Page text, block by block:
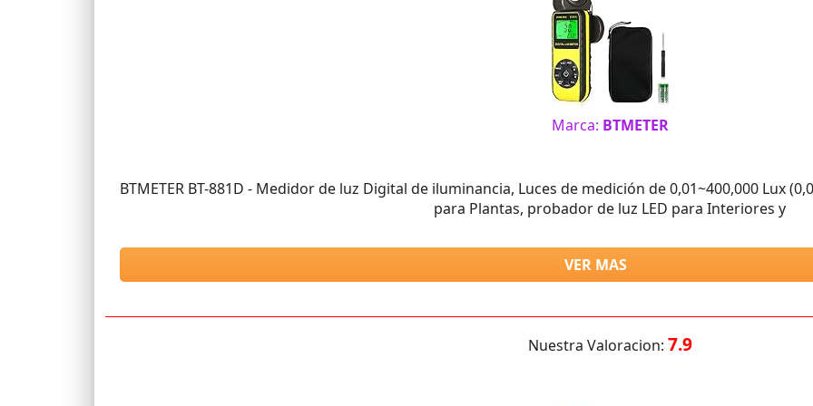
Marca: BTMETER
BTMETER BT-881D - Medidor de luz Digital de iluminancia, Luces de medición de 0,01~400,000 Lux
para Plantas, probador de luz LED para Interiores y
VER MAS
Nuestra Valoracion: 7.9